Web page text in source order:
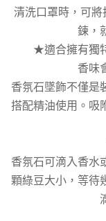
清洗口罩時，可
鍊，
★適合擁有獨
香味
香氛石墜飾不僅是
搭配精油使用。吸
香氛石可滴入香水
顆綠豆大小，等待